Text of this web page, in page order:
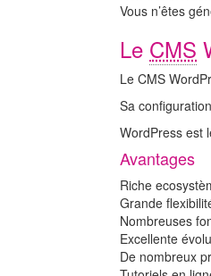
Vous n’êtes
Le CMS
Le CMS
Sa
WordPress est
Avantages
Riche
Grande
Nombreuses
Excellente
De nombreux